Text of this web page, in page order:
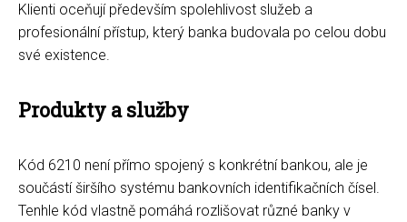
Klienti oceňují především spolehlivost služeb a
profesionální přístup, který banka budovala po celou dobu
své existence.
Produkty a služby
Kód 6210 není přímo spojený s konkrétní bankou, ale je
součástí širšího systému bankovních identifikačních čísel.
Tenhle kód vlastně pomáhá rozlišovat různé banky v